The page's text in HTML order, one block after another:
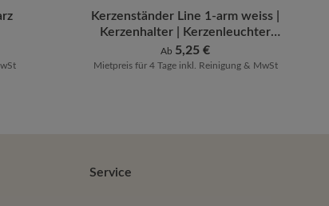
die Schaltflächen um die
gewünschten Wert ein oder
Kerzenständer Line 1-arm weiss |
Kerzenhalter | Kerzenleuchter
[mieten]
Regulärer Preis:
Ab 5,25 €
Mietpreis für 4 Tage inkl. Reinigung & MwSt
Service